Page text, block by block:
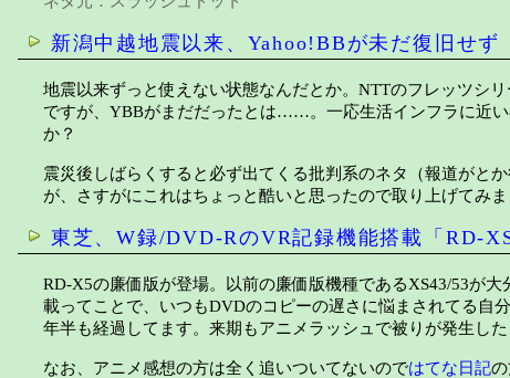
新潟中越地震以来、Yahoo!BBが未だ復旧せず
地震以来ずっと使えない状態なんだとか。NTTのフレッツシ
ですが、YBBがまだだったとは……。一応生活インフラに近
か？
震災後しばらくすると必ず出てくる批判系のネタ（報道がと
が、さすがにこれはちょっと酷いと思ったので取り上げてみ
東芝、W録/DVD-RのVR記録機能搭載「RD-
RD-X5の廉価版が登場。以前の廉価版機種であるXS43/53が
載ってことで、いつもDVDのコピーの遅さに悩まされてる自
年半も経過してます。来期もアニメラッシュで被りが発生し
なお、アニメ感想の方は全く追いついてないのではてな日記